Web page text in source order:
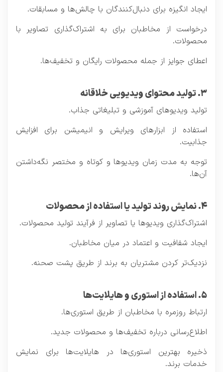
ایجاد انگیزه برای دنبال‌کنندگان با چالش‌ها و مسابقات.
درخواست از مخاطبان برای به اشتراک‌گذاری تصاویر با
محصولات.
اعطای جوایز از جمله محصولات رایگان و تخفیف‌ها.
۳. تولید محتوای ویدیویی خلاقانه
تولید ویدیوهای آموزشی و تبلیغاتی جذاب.
استفاده از ابزارهای ویرایش و انیمیشن برای افزایش
جذابیت.
توجه به مدت زمان ویدیوها و کوتاه و مختصر نگه‌داشتن
آن‌ها.
۴. نمایش روند تولید یا استفاده از محصولات
اشتراک‌گذاری ویدیوها یا تصاویر از فرآیند تولید محصولات.
ایجاد شفافیت و اعتماد در میان مخاطبان.
نزدیک‌تر کردن مشتریان به برند از طریق پشت صحنه.
۵. استفاده از استوری و هایلایت‌ها
ارتباط روزمره با مخاطبان از طریق استوری‌ها.
اطلاع‌رسانی درباره تخفیف‌ها و محصولات جدید.
ذخیره بهترین استوری‌ها در هایلایت‌ها برای نمایش
خدمات برند.